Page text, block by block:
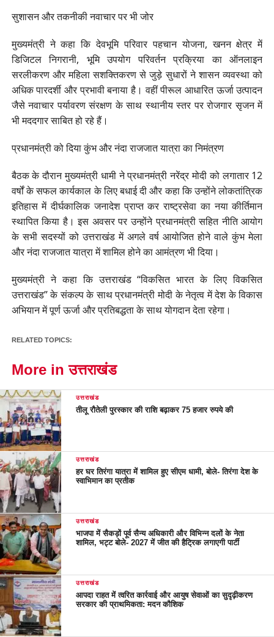
सुशासन और तकनीकी नवाचार पर भी जोर
मुख्यमंत्री ने कहा कि देवभूमि परिवार पहचान योजना, खनन क्षेत्र में
डिजिटल निगरानी, भूमि उपयोग परिवर्तन प्रक्रिया का ऑनलाइन
सरलीकरण और महिला सशक्तिकरण से जुड़े सुधारों ने शासन व्यवस्था को
अधिक पारदर्शी और प्रभावी बनाया है। वहीं पीरूल आधारित ऊर्जा उत्पादन
जैसे नवाचार पर्यावरण संरक्षण के साथ स्थानीय स्तर पर रोजगार सृजन में
भी मददगार साबित हो रहे हैं।
प्रधानमंत्री को दिया कुंभ और नंदा राजजात यात्रा का निमंत्रण
बैठक के दौरान मुख्यमंत्री धामी ने प्रधानमंत्री नरेंद्र मोदी को लगातार 12
वर्षों के सफल कार्यकाल के लिए बधाई दी और कहा कि उन्होंने लोकतांत्रिक
इतिहास में दीर्घकालिक जनादेश प्राप्त कर राष्ट्रसेवा का नया कीर्तिमान
स्थापित किया है। इस अवसर पर उन्होंने प्रधानमंत्री सहित नीति आयोग
के सभी सदस्यों को उत्तराखंड में अगले वर्ष आयोजित होने वाले कुंभ मेला
और नंदा राजजात यात्रा में शामिल होने का आमंत्रण भी दिया।
मुख्यमंत्री ने कहा कि उत्तराखंड “विकसित भारत के लिए विकसित
उत्तराखंड” के संकल्प के साथ प्रधानमंत्री मोदी के नेतृत्व में देश के विकास
अभियान में पूर्ण ऊर्जा और प्रतिबद्धता के साथ योगदान देता रहेगा।
RELATED TOPICS:
More in उत्तराखंड
उत्तराखंड
तीलू रौतेली पुरस्कार की राशि बढ़ाकर 75 हजार रुपये की
उत्तराखंड
हर घर तिरंगा यात्रा में शामिल हुए सीएम धामी, बोले- तिरंगा देश के
स्वाभिमान का प्रतीक
उत्तराखंड
भाजपा में सैकड़ों पूर्व सैन्य अधिकारी और विभिन्न दलों के नेता
शामिल, भट्ट बोले- 2027 में जीत की हैट्रिक लगाएगी पार्टी
उत्तराखंड
आपदा राहत में त्वरित कार्रवाई और आयुष सेवाओं का सुदृढ़ीकरण
सरकार की प्राथमिकता: मदन कौशिक